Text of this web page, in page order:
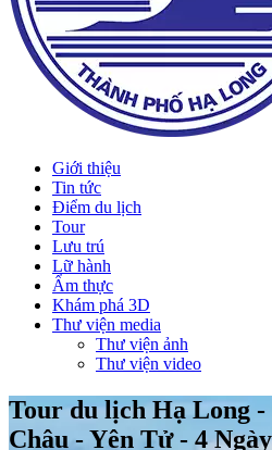
Giới thiệu
Tin tức
Điểm du lịch
Tour
Lưu trú
Lữ hành
Ẩm thực
Khám phá 3D
Thư viện media
Thư viện ảnh
Thư viện video
Tour du lịch Hạ Long -
Châu - Yên Tử - 4